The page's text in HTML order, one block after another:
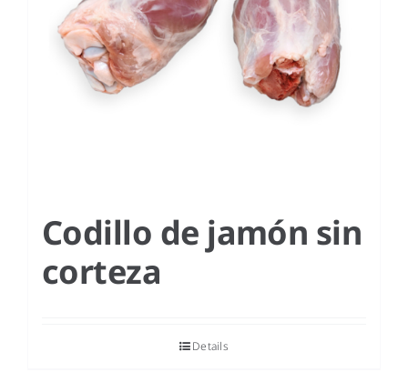
Codillo de jamón sin
corteza
Details